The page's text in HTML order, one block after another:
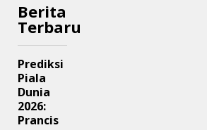
Berita
Terbaru
Prediksi
Piala
Dunia
2026:
Prancis